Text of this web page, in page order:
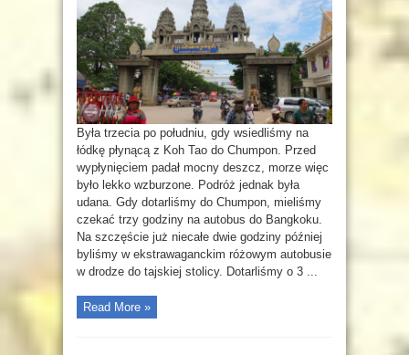
Była trzecia po południu, gdy wsiedliśmy na
łódkę płynącą z Koh Tao do Chumpon. Przed
wypłynięciem padał mocny deszcz, morze więc
było lekko wzburzone. Podróż jednak była
udana. Gdy dotarliśmy do Chumpon, mieliśmy
czekać trzy godziny na autobus do Bangkoku.
Na szczęście już niecałe dwie godziny później
byliśmy w ekstrawaganckim różowym autobusie
w drodze do tajskiej stolicy. Dotarliśmy o 3 ...
Read More »